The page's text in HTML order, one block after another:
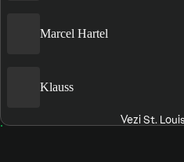
Marcel Hartel
Klauss
Vezi St.